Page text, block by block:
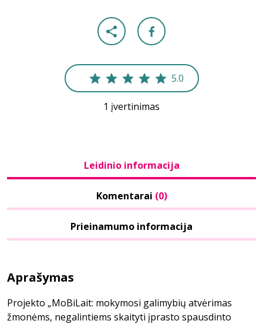
5.0
1 įvertinimas
Leidinio informacija
Komentarai (0)
Prieinamumo informacija
Aprašymas
Projekto „MoBiLait: mokymosi galimybių atvėrimas
žmonėms, negalintiems skaityti įprasto spausdinto